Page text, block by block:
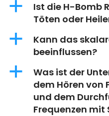
a
Ist die H-Bomb
Töten oder
a
Kann das
beeinflussen?
a
Was ist der
dem Hören von
und dem
Frequenzen mit